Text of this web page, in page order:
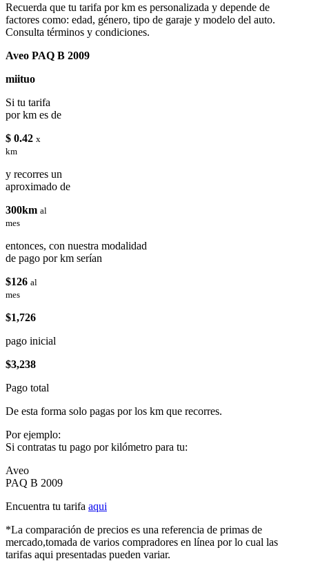
Recuerda que tu tarifa por km es personalizada y depende de
factores como: edad, género, tipo de garaje y modelo del auto.
Consulta términos y condiciones.
Aveo PAQ B 2009
miituo
Si tu tarifa
por km es de
$ 0.42 x
km
y recorres un
aproximado de
300km al
mes
entonces, con nuestra modalidad
de pago por km serían
$126 al
mes
$1,726
pago inicial
$3,238
Pago total
De esta forma solo pagas por los km que recorres.
Por ejemplo:
Si contratas tu pago por kilómetro para tu:
Aveo
PAQ B 2009
Encuentra tu tarifa aqui
*La comparación de precios es una referencia de primas de
mercado,tomada de varios compradores en línea por lo cual las
tarifas aqui presentadas pueden variar.